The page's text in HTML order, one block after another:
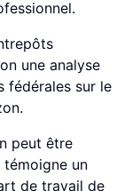
une analyse
fédérales sur le
peut être
témoigne un
de travail de